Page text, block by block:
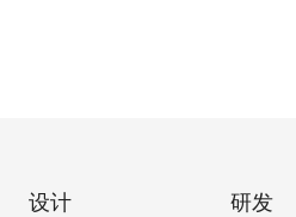
设计 研发